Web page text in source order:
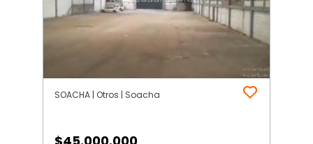
SOACHA | Otros | Soacha